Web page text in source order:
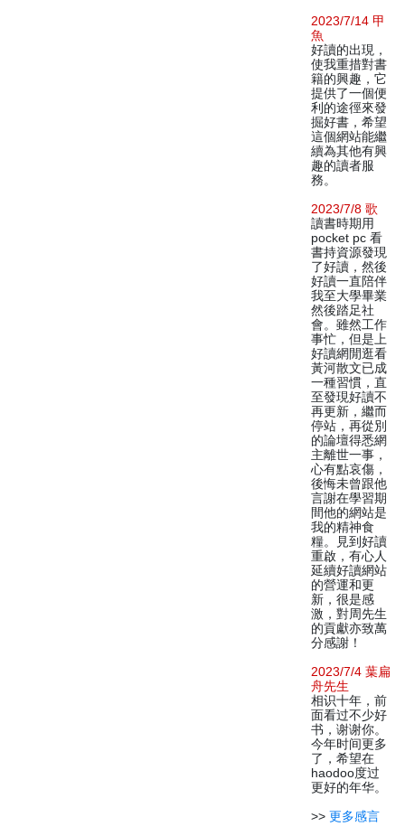
2023/7/14 甲
魚
好讀的出現，
使我重措對書
籍的興趣，它
提供了一個便
利的途徑來發
掘好書，希望
這個網站能繼
續為其他有興
趣的讀者服
務。
2023/7/8 歌
讀書時期用
pocket pc 看
書持資源發現
了好讀，然後
好讀一直陪伴
我至大學畢業
然後踏足社
會。雖然工作
事忙，但是上
好讀網閒逛看
黃河散文已成
一種習慣，直
至發現好讀不
再更新，繼而
停站，再從別
的論壇得悉網
主離世一事，
心有點哀傷，
後悔未曾跟他
言謝在學習期
間他的網站是
我的精神食
糧。見到好讀
重啟，有心人
延續好讀網站
的營運和更
新，很是感
激，對周先生
的貢獻亦致萬
分感謝！
2023/7/4 葉扁
舟先生
相识十年，前
面看过不少好
书，谢谢你。
今年时间更多
了，希望在
haodoo度过
更好的年华。
>> 更多感言